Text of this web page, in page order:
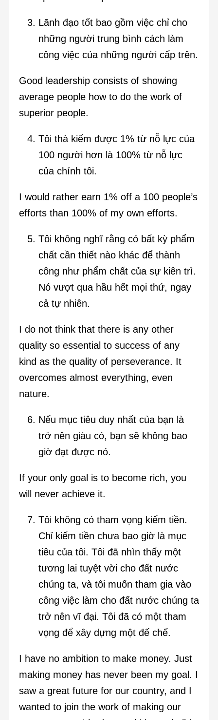
Lãnh đạo tốt bao gồm việc chỉ cho
những người trung bình cách làm
công việc của những người cấp trên.
Good leadership consists of showing
average people how to do the work of
superior people.
Tôi thà kiếm được 1% từ nỗ lực của
100 người hơn là 100% từ nỗ lực
của chính tôi.
I would rather earn 1% off a 100 people’s
efforts than 100% of my own efforts.
Tôi không nghĩ rằng có bất kỳ phẩm
chất cần thiết nào khác để thành
công như phẩm chất của sự kiên trì.
Nó vượt qua hầu hết mọi thứ, ngay
cả tự nhiên.
I do not think that there is any other
quality so essential to success of any
kind as the quality of perseverance. It
overcomes almost everything, even
nature.
Nếu mục tiêu duy nhất của bạn là
trở nên giàu có, bạn sẽ không bao
giờ đạt được nó.
If your only goal is to become rich, you
will never achieve it.
Tôi không có tham vọng kiếm tiền.
Chỉ kiếm tiền chưa bao giờ là mục
tiêu của tôi. Tôi đã nhìn thấy một
tương lai tuyệt vời cho đất nước
chúng ta, và tôi muốn tham gia vào
công việc làm cho đất nước chúng ta
trở nên vĩ đại. Tôi đã có một tham
vọng để xây dựng một đế chế.
I have no ambition to make money. Just
making money has never been my goal. I
saw a great future for our country, and I
wanted to join the work of making our